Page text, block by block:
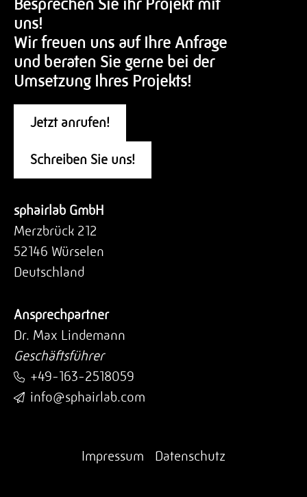
uns!
Wir freuen uns auf Ihre Anfrage
und beraten Sie gerne bei der
Umsetzung Ihres Projekts!
Jetzt anrufen!
Schreiben Sie uns!
sphairlab GmbH
Merzbrück 212
52146 Würselen
Deutschland
Ansprechpartner
Dr. Max Lindemann
Geschäftsführer
+49-163-2518059
info@sphairlab.com
Impressum Datenschutz